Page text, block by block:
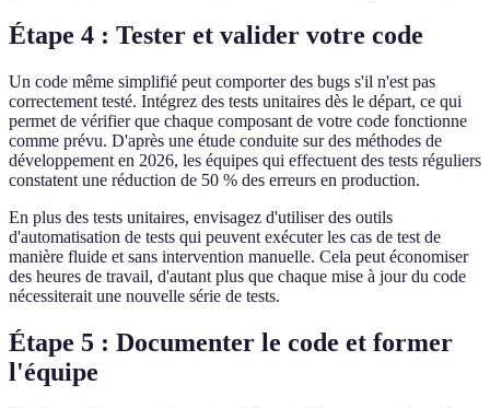
Étape 4 : Tester et valider votre code
Un code même simplifié peut comporter des bugs s'il n'est pas
correctement testé. Intégrez des tests unitaires dès le départ, ce qui
permet de vérifier que chaque composant de votre code fonctionne
comme prévu. D'après une étude conduite sur des méthodes de
développement en 2026, les équipes qui effectuent des tests réguliers
constatent une réduction de 50 % des erreurs en production.
En plus des tests unitaires, envisagez d'utiliser des outils
d'automatisation de tests qui peuvent exécuter les cas de test de
manière fluide et sans intervention manuelle. Cela peut économiser
des heures de travail, d'autant plus que chaque mise à jour du code
nécessiterait une nouvelle série de tests.
Étape 5 : Documenter le code et former
l'équipe